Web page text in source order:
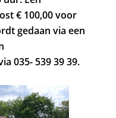
€ 100,00 voor
gedaan via een
035- 539 39 39.